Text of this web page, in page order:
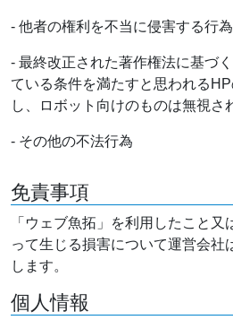
- 他者の権利を不当に侵害する行為
- 最終改正された著作権法に基づ
ている条件を満たすと思われる
し、ロボット向けのものは無視さ
- その他の不法行為
免責事項
「ウェブ魚拓」を利用したこと又
って生じる損害について運営会社
します。
個人情報